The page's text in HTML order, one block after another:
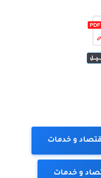
و خدمات
و خدمات